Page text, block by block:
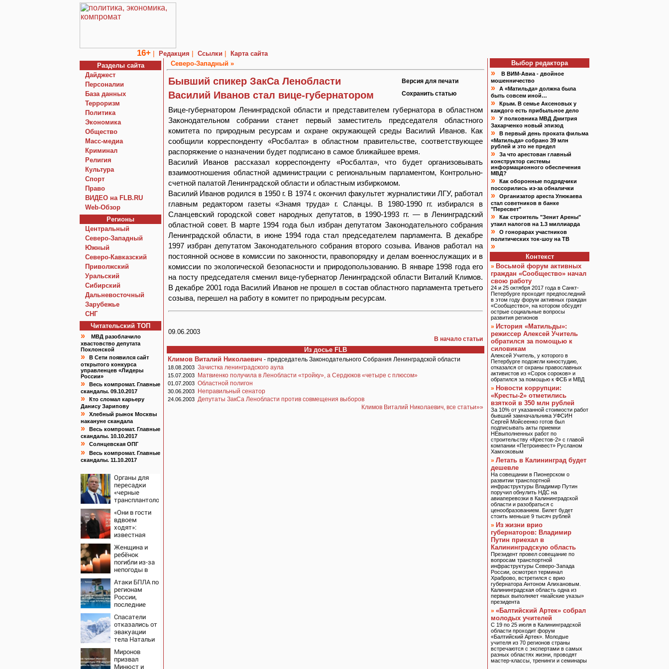
16+ | Редакция | Ссылки |
Карта сайта
Разделы сайта
Дайджест
Персоналии
База данных
Терроризм
Политика
Экономика
Общество
Macc-медиа
Криминал
Религия
Культура
Спорт
Право
ВИДЕО на FLB.RU
Web-Обзор
Регионы
Центральный
Северо-Западный
Южный
Северо-Кавказский
Приволжский
Уральский
Сибирский
Дальневосточный
Зарубежье
СНГ
Читательский TOП
»
МВД разоблачило
хвастовство депутата
Поклонской
»
В Сети появился сайт
открытого конкурса
управленцев «Лидеры
России»
»
Весь компромат. Главные
скандалы. 09.10.2017
»
Кто сломал карьеру
Данису Зарипову
»
Хлебный рынок Москвы
накануне скандала
»
Весь компромат. Главные
скандалы. 10.10.2017
» Солнцевская ОПГ
»
Весь компромат. Главные
скандалы. 11.10.2017
Органы для
пересадки
«черные
трансплантологи»
еще живых
пациентов
«Они в гости
вдвоем
ходят»:
известная
подтвердила
роман
Бондарчука и
Исаковой
Женщина и
ребёнок
погибли из-за
непогоды в
Атаки БПЛА по
регионам
России,
последние
августа 2026:
последствия,
атаки на
склады
Wildberries,
состояние
пострадавших
Спасатели
отказались от
эвакуации
тела Натальи
с
семитысячника
Миронов
призвал
Минюст и
Северо-Западный »
Бывший спикер ЗакСа Ленобласти
Василий Иванов стал вице-губернатором
Версия для печати
Сохранить статью
Вице-губернатором Ленинградской области и представителем губернатора в областном
Законодательном собрании станет первый заместитель председателя областного
комитета по природным ресурсам и охране окружающей среды Василий Иванов. Как
сообщили корреспонденту «Росбалта» в областном правительстве, соответствующее
распоряжение о назначении будет подписано в самое ближайшее время.
Василий Иванов рассказал корреспонденту «Росбалта», что будет организовывать
взаимоотношения областной администрации с региональным парламентом, Контрольно-
счетной палатой Ленинградской области и областным избиркомом.
Василий Иванов родился в 1950 г. В 1974 г. окончил факультет журналистики ЛГУ, работал
главным редактором газеты «Знамя труда» г. Сланцы. В 1980-1990 гг. избирался в
Сланцевский городской совет народных депутатов, в 1990-1993 гг. — в Ленинградский
областной совет. В марте 1994 года был избран депутатом Законодательного собрания
Ленинградской области, в июне 1994 года стал председателем парламента. В декабре
1997 избран депутатом Законодательного собрания второго созыва. Иванов работал на
постоянной основе в комиссии по законности, правопорядку и делам военнослужащих и в
комиссии по экологической безопасности и природопользованию. В январе 1998 года его
на посту председателя сменил вице-губернатор Ленинградской области Виталий Климов.
В декабре 2001 года Василий Иванов не прошел в состав областного парламента третьего
созыва, перешел на работу в комитет по природным ресурсам.
09.06.2003
В начало статьи
Из досье FLB
Климов Виталий Николаевич - председатель Законодательного Собрания Ленинградской области
18.08.2003 Зачистка ленинградского аула
15.07.2003 Матвиенко получила в Ленобласти «тройку», а Сердюков «четыре с плюсом»
01.07.2003 Областной полигон
30.06.2003 Неправильный сенатор
24.06.2003 Депутаты ЗакСа Ленобласти против совмещения выборов
Климов Виталий Николаевич, все статьи»»
Выбор редактора
»
В ВИМ-Авиа - двойное
мошенничество
»
А «Матильда» должна была
быть совсем иной…
»
Крым. В семье Аксеновых у
каждого есть прибыльное дело
»
У полковника МВД Дмитрия
Захарченко новый эпизод
»
В первый день проката фильма
«Матильда» собрано 39 млн
рублей и это не предел
»
За что арестован главный
конструктор системы
информационного обеспечения
МВД?
»
Как оборонные подрядчики
поссорились из-за обналички
»
Организатор ареста Улюкаева
стал советников в банке
"Пересвет"
»
Как строитель "Зенит Арены"
утаил налогов на 1.3 миллиарда
»
О гонорарах участников
политических ток-шоу на ТВ
»
Контекст
» Восьмой форум активных
граждан «Сообщество» начал
свою работу
24 и 25 октября 2017 года в Санкт-
Петербурге проходит предпоследний
в этом году форум активных граждан
«Сообщество», на котором обсудят
острые социальные вопросы
развития регионов
» История «Матильды»:
режиссер Алексей Учитель
обратился за помощью к
силовикам
Алексей Учитель, у которого в
Петербурге подожгли киностудию,
отказался от охраны православных
активистов из «Сорок сороков» и
обратился за помощью к ФСБ и МВД
» Новости коррупции:
«Кресты-2» отметились
взяткой в 350 млн рублей
За 10% от указанной стоимости работ
бывший замначальника УФСИН
Сергей Мойсеенко готов был
подписывать акты приемки
НЕвыполненных работ по
строительству «Крестов-2» с главой
компании «Петроинвест» Русланом
Хамхоковым
» Летать в Калининград будет
дешевле
На совещании в Пионерском о
развитии транспортной
инфраструктуры Владимир Путин
поручил обнулить НДС на
авиаперевозки в Калининградской
области и разобраться с
ценообразованием. Билет будет
стоить меньше 9 тысяч рублей
» Из жизни врио
губернаторов: Владимир
Путин приехал в
Калининградскую область
Президент провел совещание по
вопросам транспортной
инфраструктуры Северо-Запада
России, осмотрел терминал
Храброво, встретился с врио
губернатора Антоном Алихановым.
Калининградская область одна из
первых выполняет «майские указы»
президента
» «Балтийский Артек» собрал
молодых учителей
С 19 по 25 июля в Калининградской
области проходит форум
«Балтийский Артек». Молодые
учителя из 70 регионов страны
встречаются с экспертами в самых
разных областях жизни, проводят
мастер-классы, тренинги и семинары